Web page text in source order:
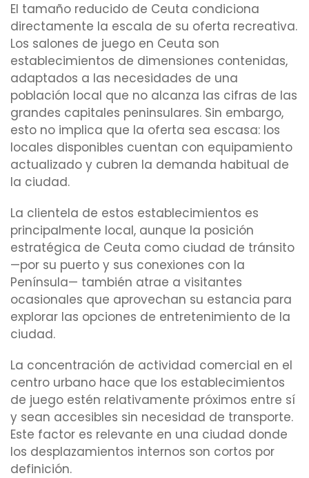
El tamaño reducido de Ceuta condiciona
directamente la escala de su oferta recreativa.
Los salones de juego en Ceuta son
establecimientos de dimensiones contenidas,
adaptados a las necesidades de una
población local que no alcanza las cifras de las
grandes capitales peninsulares. Sin embargo,
esto no implica que la oferta sea escasa: los
locales disponibles cuentan con equipamiento
actualizado y cubren la demanda habitual de
la ciudad.
La clientela de estos establecimientos es
principalmente local, aunque la posición
estratégica de Ceuta como ciudad de tránsito
—por su puerto y sus conexiones con la
Península— también atrae a visitantes
ocasionales que aprovechan su estancia para
explorar las opciones de entretenimiento de la
ciudad.
La concentración de actividad comercial en el
centro urbano hace que los establecimientos
de juego estén relativamente próximos entre sí
y sean accesibles sin necesidad de transporte.
Este factor es relevante en una ciudad donde
los desplazamientos internos son cortos por
definición.